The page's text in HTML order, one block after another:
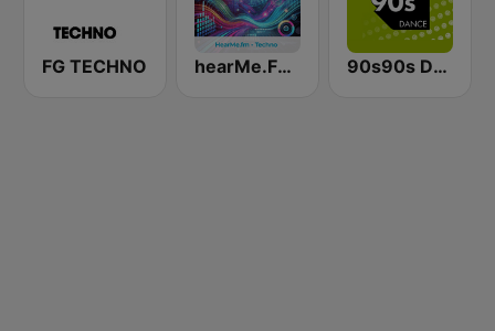
FG TECHNO hearMe.FM Techno 90s90s Dance